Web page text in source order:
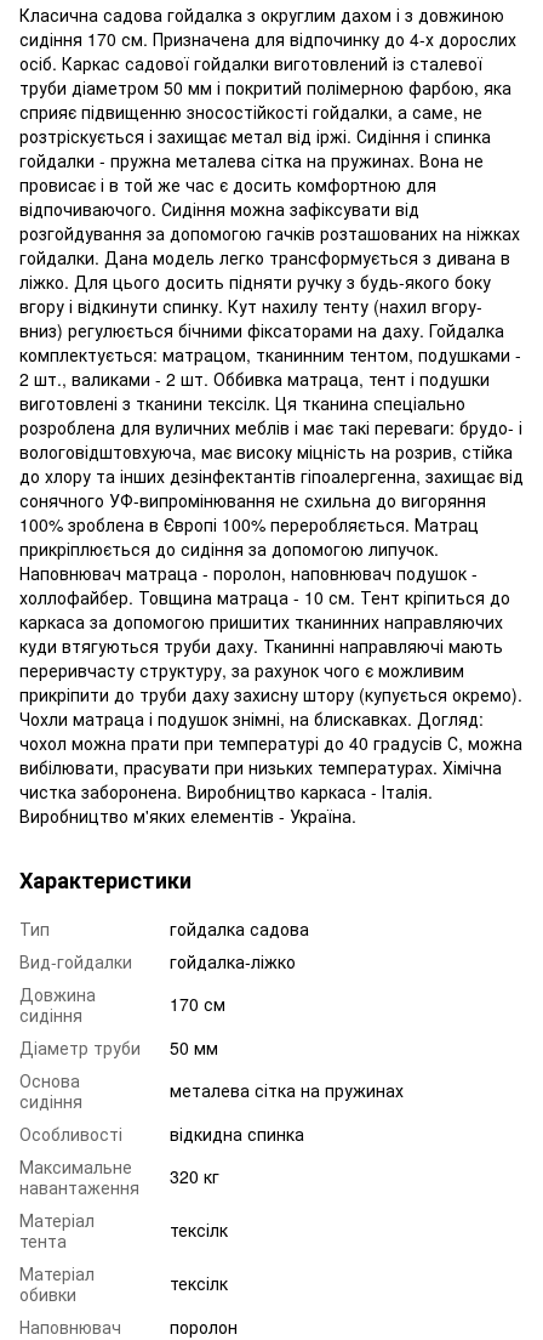
Класична садова гойдалка з округлим дахом і з довжиною
сидіння 170 см. Призначена для відпочинку до 4-х дорослих
осіб. Каркас садової гойдалки виготовлений із сталевої
труби діаметром 50 мм і покритий полімерною фарбою, яка
сприяє підвищенню зносостійкості гойдалки, а саме, не
розтріскується і захищає метал від іржі. Сидіння і спинка
гойдалки - пружна металева сітка на пружинах. Вона не
провисає і в той же час є досить комфортною для
відпочиваючого. Сидіння можна зафіксувати від
розгойдування за допомогою гачків розташованих на ніжках
гойдалки. Дана модель легко трансформується з дивана в
ліжко. Для цього досить підняти ручку з будь-якого боку
вгору і відкинути спинку. Кут нахилу тенту (нахил вгору-
вниз) регулюється бічними фіксаторами на даху. Гойдалка
комплектується: матрацом, тканинним тентом, подушками -
2 шт., валиками - 2 шт. Оббивка матраца, тент і подушки
виготовлені з тканини тексілк. Ця тканина спеціально
розроблена для вуличних меблів і має такі переваги: брудо- і
вологовідштовхуюча, має високу міцність на розрив, стійка
до хлору та інших дезінфектантів гіпоалергенна, захищає від
сонячного УФ-випромінювання не схильна до вигоряння
100% зроблена в Європі 100% переробляється. Матрац
прикріплюється до сидіння за допомогою липучок.
Наповнювач матраца - поролон, наповнювач подушок -
холлофайбер. Товщина матраца - 10 см. Тент кріпиться до
каркаса за допомогою пришитих тканинних направляючих
куди втягуються труби даху. Тканинні направляючі мають
переривчасту структуру, за рахунок чого є можливим
прикріпити до труби даху захисну штору (купується окремо).
Чохли матраца і подушок знімні, на блискавках. Догляд:
чохол можна прати при температурі до 40 градусів С, можна
вибілювати, прасувати при низьких температурах. Хімічна
чистка заборонена. Виробництво каркаса - Італія.
Виробництво м'яких елементів - Україна.
Характеристики
Тип
гойдалка садова
Вид-гойдалки
гойдалка-ліжко
Довжина
сидіння
170 см
Діаметр труби
50 мм
Основа
сидіння
металева сітка на пружинах
Особливості
відкидна спинка
Максимальне
навантаження
320 кг
Матеріал
тента
тексілк
Матеріал
обивки
тексілк
Наповнювач
поролон